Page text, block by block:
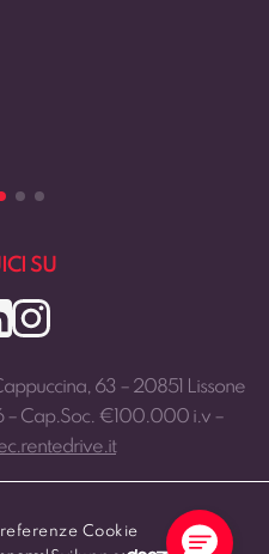
SU
63 – 20851 Lissone
– Cap.Soc. €100.000 i.v –
Cookie